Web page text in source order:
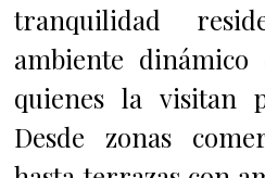
tranquilidad
ambiente
quienes la visitan
Desde zonas